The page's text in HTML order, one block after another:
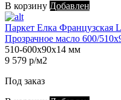
В корзину Добавлен
Паркет Елка Французская
Прозрачное масло 600/
510-600х90х14 мм
9 579 р/м2
Под заказ